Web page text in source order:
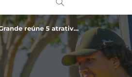
5 atrativos imperdíveis